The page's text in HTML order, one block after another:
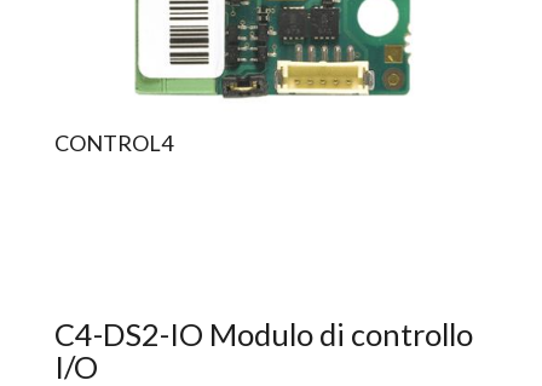
CONTROL4
C4-DS2-IO Modulo di controllo
I/O